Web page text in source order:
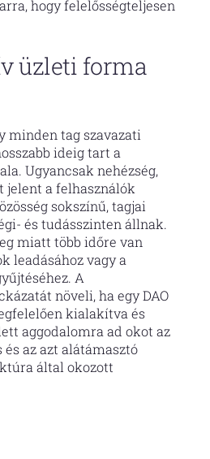
hogy felelősségteljesen
üzleti forma
minden tag szavazati
ideig tart a
Ugyancsak nehézség,
jelent a felhasználók
sokszínű, tagjai
és tudásszinten állnak.
miatt több időre van
leadásához vagy a
A
növeli, ha egy DAO
kialakítva és
aggodalomra ad okot az
az azt alátámasztó
által okozott